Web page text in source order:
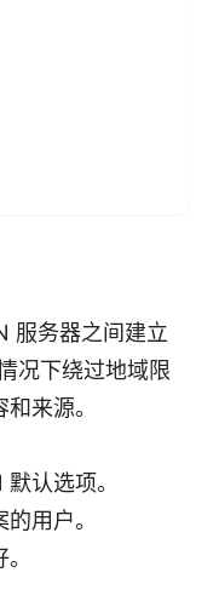
服务器之间建立
况下绕过地域限
来源。
认选项。
用户。